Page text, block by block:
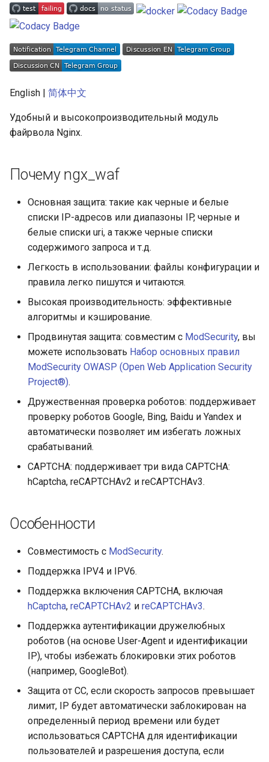
English | 简体中文
Удобный и высокопроизводительный модуль
файрвола Nginx.
Почему ngx_waf
Основная защита: такие как черные и белые
списки IP-адресов или диапазоны IP, черные и
белые списки uri, а также черные списки
содержимого запроса и т.д.
Легкость в использовании: файлы конфигурации и
правила легко пишутся и читаются.
Высокая производительность: эффективные
алгоритмы и кэширование.
Продвинутая защита: совместим с ModSecurity, вы
можете использовать Набор основных правил
ModSecurity OWASP (Open Web Application Security
Project®).
Дружественная проверка роботов: поддерживает
проверку роботов Google, Bing, Baidu и Yandex и
автоматически позволяет им избегать ложных
срабатываний.
CAPTCHA: поддерживает три вида CAPTCHA:
hCaptcha, reCAPTCHAv2 и reCAPTCHAv3.
Особенности
Совместимость с ModSecurity.
Поддержка IPV4 и IPV6.
Поддержка включения CAPTCHA, включая
hCaptcha, reCAPTCHAv2 и reCAPTCHAv3.
Поддержка аутентификации дружелюбных
роботов (на основе User-Agent и идентификации
IP), чтобы избежать блокировки этих роботов
(например, GoogleBot).
Защита от CC, если скорость запросов превышает
лимит, IP будет автоматически заблокирован на
определенный период времени или будет
использоваться CAPTCHA для идентификации
пользователей и разрешения доступа, если